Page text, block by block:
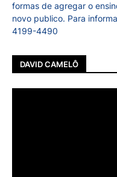
formas de agregar o
novo publico. Para
4199-4490
DAVID CAMELÔ